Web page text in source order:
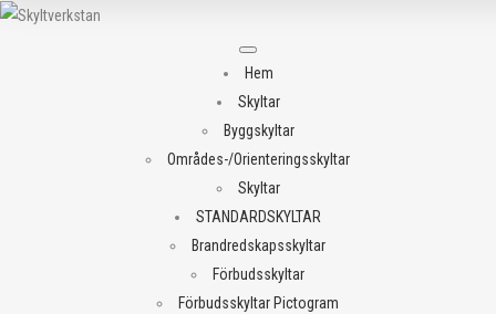
Meny
Hem
Skyltar
Byggskyltar
Områdes-/Orienteringsskyltar
Skyltar
STANDARDSKYLTAR
Brandredskapsskyltar
Förbudsskyltar
Förbudsskyltar Pictogram